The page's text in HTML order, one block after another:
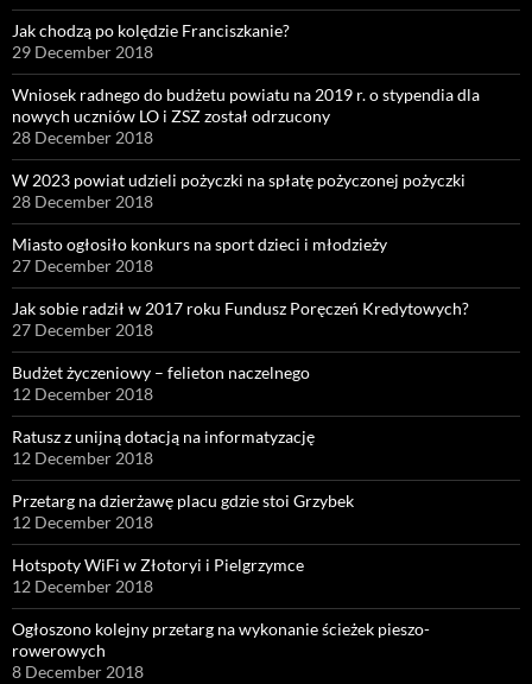
Jak chodzą po kolędzie Franciszkanie?
29 December 2018
Wniosek radnego do budżetu powiatu na 2019 r. o stypendia dla
nowych uczniów LO i ZSZ został odrzucony
28 December 2018
W 2023 powiat udzieli pożyczki na spłatę pożyczonej pożyczki
28 December 2018
Miasto ogłosiło konkurs na sport dzieci i młodzieży
27 December 2018
Jak sobie radził w 2017 roku Fundusz Poręczeń Kredytowych?
27 December 2018
Budżet życzeniowy – felieton naczelnego
12 December 2018
Ratusz z unijną dotacją na informatyzację
12 December 2018
Przetarg na dzierżawę placu gdzie stoi Grzybek
12 December 2018
Hotspoty WiFi w Złotoryi i Pielgrzymce
12 December 2018
Ogłoszono kolejny przetarg na wykonanie ścieżek pieszo-
rowerowych
8 December 2018